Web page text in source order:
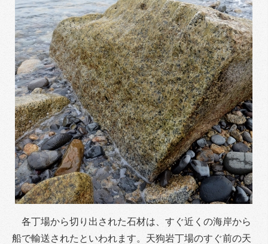
各丁場から切り出された石材は、すぐ近くの海岸から
船で輸送されたといわれます。天狗岩丁場のすぐ前の天